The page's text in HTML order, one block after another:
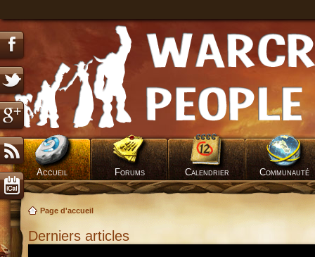
Accueil Forums Calendrier Communauté
Page d'accueil
Derniers articles